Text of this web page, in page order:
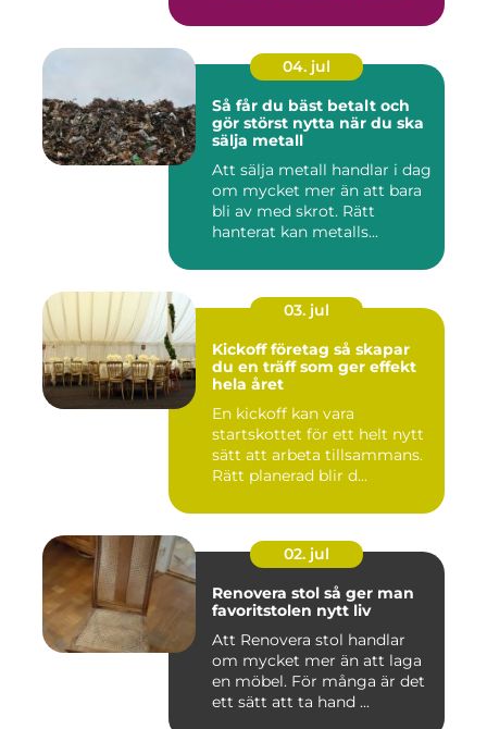
04. jul
Så får du bäst betalt och
gör störst nytta när du ska
sälja metall
Att sälja metall handlar i dag
om mycket mer än att bara
bli av med skrot. Rätt
hanterat kan metalls...
03. jul
Kickoff företag så skapar
du en träff som ger effekt
hela året
En kickoff kan vara
startskottet för ett helt nytt
sätt att arbeta tillsammans.
Rätt planerad blir d...
02. jul
Renovera stol så ger man
favoritstolen nytt liv
Att Renovera stol handlar
om mycket mer än att laga
en möbel. För många är det
ett sätt att ta hand ...